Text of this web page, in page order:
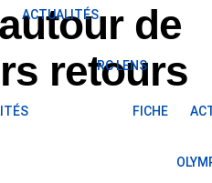
ACTUALITÉS
RC LENS
FICHE
de
retours